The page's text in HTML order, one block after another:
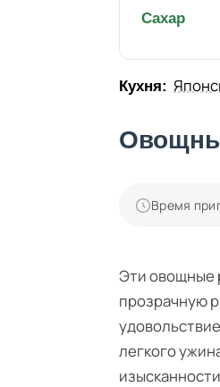
Сахар
Кухня:
Время
Эти овощные
прозрачную
легкого